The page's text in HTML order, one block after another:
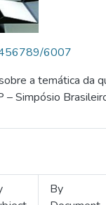
6007
a temática da
Simpósio
By